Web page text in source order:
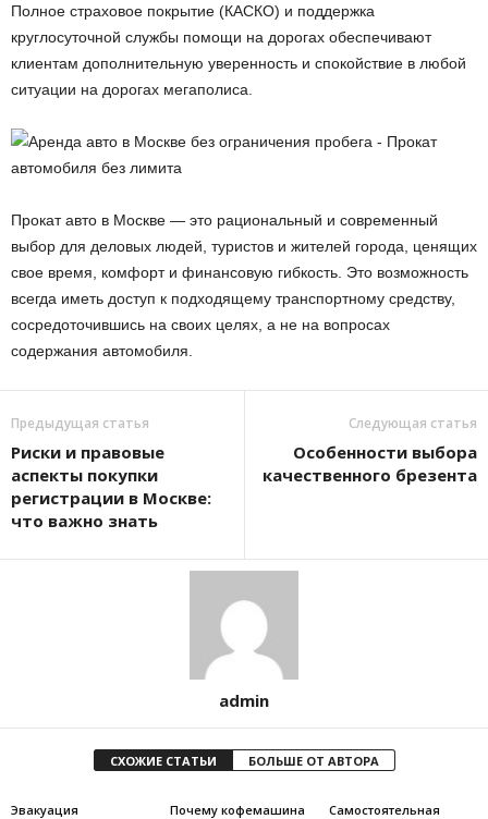
Полное страховое покрытие (КАСКО) и поддержка
круглосуточной службы помощи на дорогах обеспечивают
клиентам дополнительную уверенность и спокойствие в любой
ситуации на дорогах мегаполиса.
Прокат авто в Москве — это рациональный и современный
выбор для деловых людей, туристов и жителей города, ценящих
свое время, комфорт и финансовую гибкость. Это возможность
всегда иметь доступ к подходящему транспортному средству,
сосредоточившись на своих целях, а не на вопросах
содержания автомобиля.
Предыдущая статья
Риски и правовые
аспекты покупки
регистрации в Москве:
что важно знать
Следующая статья
Особенности выбора
качественного брезента
admin
СХОЖИЕ СТАТЬИ БОЛЬШЕ ОТ АВТОРА
Эвакуация
Почему кофемашина
Самостоятельная